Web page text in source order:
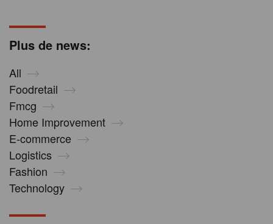
Plus de news:
All
Foodretail
Fmcg
Home Improvement
E-commerce
Logistics
Fashion
Technology